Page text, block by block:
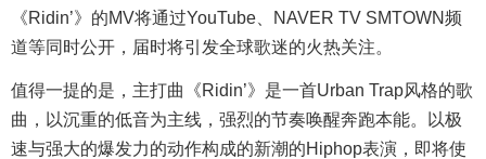
《Ridin’》的MV将通过YouTube、NAVER TV SMTOWN频
道等同时公开，届时将引发全球歌迷的火热关注。
值得一提的是，主打曲《Ridin’》是一首Urban Trap风格的歌
曲，以沉重的低音为主线，强烈的节奏唤醒奔跑本能。以极
速与强大的爆发力的动作构成的新潮的Hiphop表演，即将使